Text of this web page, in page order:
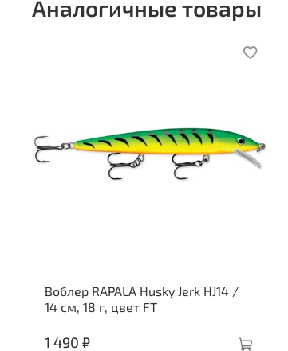
Аналогичные товары
Воблер RAPALA Husky Jerk HJ14 /
14 см, 18 г, цвет FT
1 490 ₽